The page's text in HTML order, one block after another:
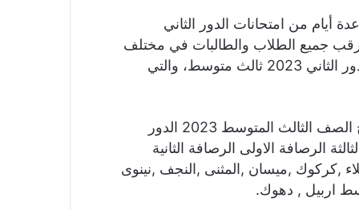
الثاني 2023، بعد مرور عدة أيام من امتحانات الدور الثاني
جميع الطلاب والطالبات في مختلف
محافظات العراق، اعتماد مديريات التربية لنتائج الدور الثاني 2023 ثالث متوسط، والتي
وسنوضح لكم عبر موقعنا رابط نتائجنا لمعرفة نتائج الصف الثالث المتوسط 2023 الدور
الرصافة الاولى الرصافة الثانية
,كركوك ,ميسان ,المثنى ,النجف ,نينوى
اربيل , دهوك.